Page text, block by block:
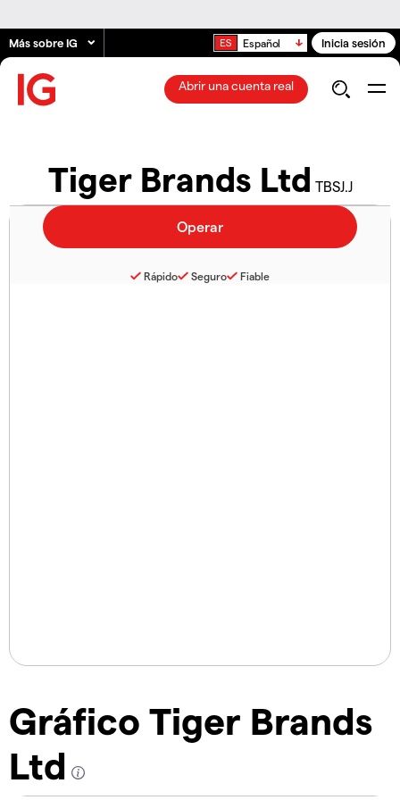
Más sobre IG Español Inicia sesión
Abrir una cuenta real
Tiger Brands Ltd TBSJ.J
Gráfico Tiger Brands
Ltd
Rápido Seguro Fiable